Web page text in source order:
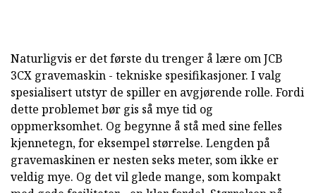
Naturligvis er det første du trenger å lære om JCB
3CX gravemaskin - tekniske spesifikasjoner. I valg
spesialisert utstyr de spiller en avgjørende rolle. Fordi
dette problemet bør gis så mye tid og
oppmerksomhet. Og begynne å stå med sine felles
kjennetegn, for eksempel størrelse. Lengden på
gravemaskinen er nesten seks meter, som ikke er
veldig mye. Og det vil glede mange, som kompakt